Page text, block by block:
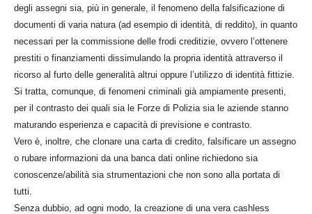
degli assegni sia, più in generale, il fenomeno della falsificazione di
documenti di varia natura (ad esempio di identità, di reddito), in quanto
necessari per la commissione delle frodi creditizie, ovvero l’ottenere
prestiti o finanziamenti dissimulando la propria identità attraverso il
ricorso al furto delle generalità altrui oppure l’utilizzo di identità fittizie.
Si tratta, comunque, di fenomeni criminali già ampiamente presenti,
per il contrasto dei quali sia le Forze di Polizia sia le aziende stanno
maturando esperienza e capacità di previsione e contrasto.
Vero è, inoltre, che clonare una carta di credito, falsificare un assegno
o rubare informazioni da una banca dati online richiedono sia
conoscenze/abilità sia strumentazioni che non sono alla portata di
tutti.
Senza dubbio, ad ogni modo, la creazione di una vera cashless